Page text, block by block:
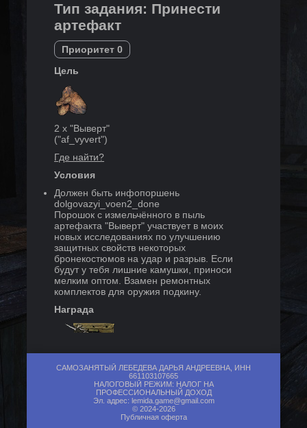
Тип задания: Принести
артефакт
Приоритет 0
Цель
2 x "Выверт"
("af_vyvert")
Где найти?
Условия
Должен быть инфопоршень
dolgovazyi_voen2_done
Порошок с измельчённого в пыль
артефакта "Выверт" участвует в моих
новых исследованиях по улучшению
защитных свойств некоторых
бронекостюмов на удар и разрыв. Если
будут у тебя лишние камушки, приноси
мелким оптом. Взамен ремонтных
комплектов для оружия подкину.
Награда
3xРемнабор оружия
repair_item_weapon")
Где нужен?
САМОЗАНЯТЫЙ ЛЕБЕДЕВА ДАРЬЯ АНДРЕЕВНА, ИНН
661103107665
НАЛОГОВЫЙ РЕЖИМ: НАЛОГ НА
ПРОФЕССИОНАЛЬНЫЙ ДОХОД
Эл. адрес: lemida.game@gmail.com
© 2024-2026
Публичная оферта